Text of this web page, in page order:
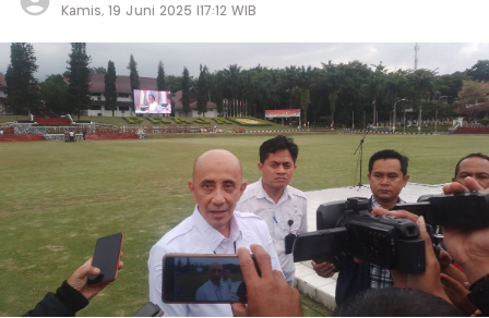
Kamis, 19 Juni 2025 |17:12 WIB